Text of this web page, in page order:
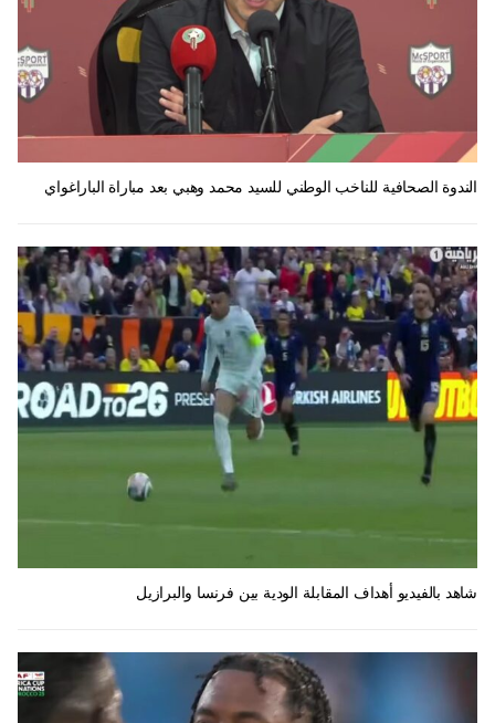
الندوة الصحافية للناخب الوطني للسيد محمد وهبي بعد مباراة الباراغواي
شاهد بالفيديو أهداف المقابلة الودية بين فرنسا والبرازيل